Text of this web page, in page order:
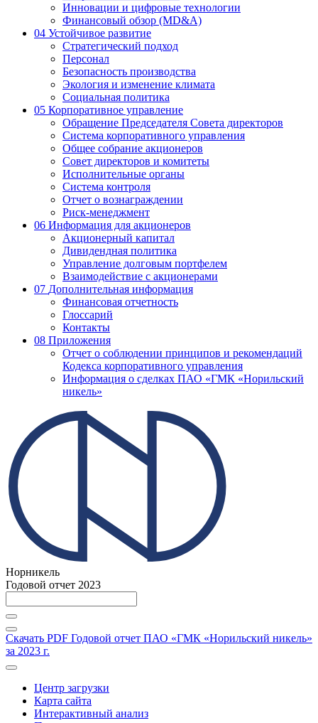
Инновации и цифровые технологии
Финансовый обзор (MD&A)
04 Устойчивое развитие
Стратегический подход
Персонал
Безопасность производства
Экология и изменение климата
Социальная политика
05 Корпоративное управление
Обращение Председателя Совета директоров
Система корпоративного управления
Общее собрание акционеров
Совет директоров и комитеты
Исполнительные органы
Система контроля
Отчет о вознаграждении
Риск-менеджмент
06 Информация для акционеров
Акционерный капитал
Дивидендная политика
Управление долговым портфелем
Взаимодействие с акционерами
07 Дополнительная информация
Финансовая отчетность
Глоссарий
Контакты
08 Приложения
Отчет о соблюдении принципов и рекомендаций
Кодекса корпоративного управления
Информация о сделках ПАО «ГМК «Норильский
никель»
Норникель
Годовой отчет 2023
Скачать PDF Годовой отчет ПАО «ГМК «Норильский никель»
за 2023 г.
Центр загрузки
Карта сайта
Интерактивный анализ